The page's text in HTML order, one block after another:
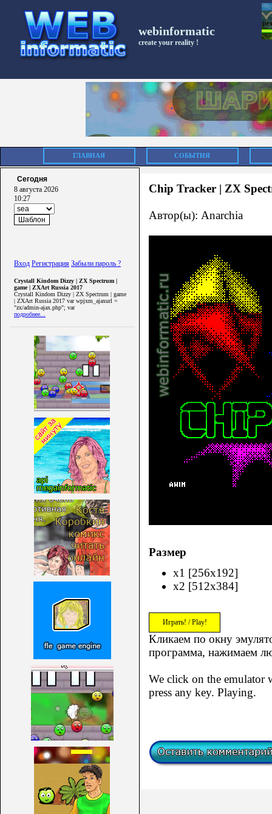
webinformatic
create your reality !
ГЛАВНАЯ СОБЫТИЯ
Сегодня
8 августа 2026
10:27
Вход Регистрация Забыли пароль ?
Crystall Kindom Dizzy | ZX Spectrum |
game | ZXArt Russia 2017
Crystall Kindom Dizzy | ZX Spectrum | game
| ZXArt Russia 2017 var wpjxm_ajaxurl =
"zx/admin-ajax.php"; var
подробнее...
Chip Tracker | ZX
Автор(ы): Anarchia
Размер
x1 [256x192]
x2 [512x384]
Играть! / Play!
Кликаем по окну
программа, нажимаем
We click on the emulator
press any key. Playing.